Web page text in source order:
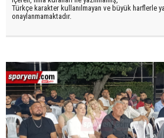
Türkçe karakter kullanılmayan ve büyük harflerle
onaylanmamaktadır.